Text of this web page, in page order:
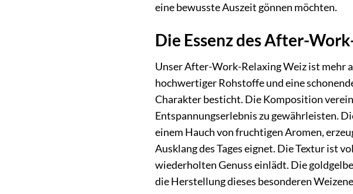
eine bewusste Auszeit gönnen möchten.
Die Essenz des After-
Unser After-Work-Relaxing Weiz ist mehr
hochwertiger Rohstoffe und eine
Charakter besticht. Die Komposition
Entspannungserlebnis zu gewährleisten.
einem Hauch von fruchtigen Aromen,
Ausklang des Tages eignet. Die Textur ist
wiederholten Genuss einlädt. Die
die Herstellung dieses besonderen